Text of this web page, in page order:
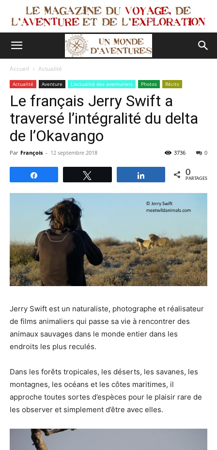
Accueil Actualité
Actualité Aventure L'actualité des aventuriers Photos Récits
Le français Jerry Swift a
traversé l’intégralité du delta
de l’Okavango
Par François - 12 septembre 2018 0
3736
Partagez 0
PARTAGES
Jerry Swift est un naturaliste, photographe et réalisateur
de films animaliers qui passe sa vie à rencontrer des
animaux sauvages dans le monde entier dans les
endroits les plus reculés.
Dans les forêts tropicales, les déserts, les savanes, les
montagnes, les océans et les côtes maritimes, il
approche toutes sortes d’espèces pour le plaisir rare de
les observer et simplement d’être avec elles.